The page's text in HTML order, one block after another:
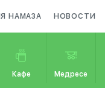
НАМАЗА НОВОСТИ
Кафе Медресе